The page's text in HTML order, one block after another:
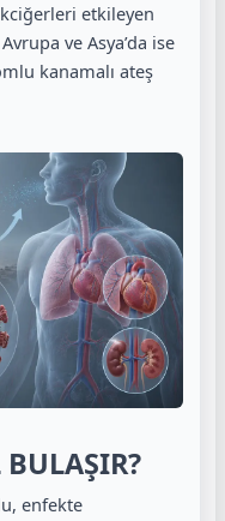
etkileyen
ve Asya’da ise
kanamalı ateş
enfekte